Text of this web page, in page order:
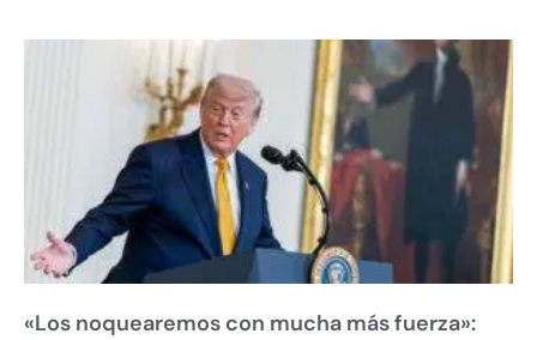
«Los noquearemos con mucha más fuerza»: